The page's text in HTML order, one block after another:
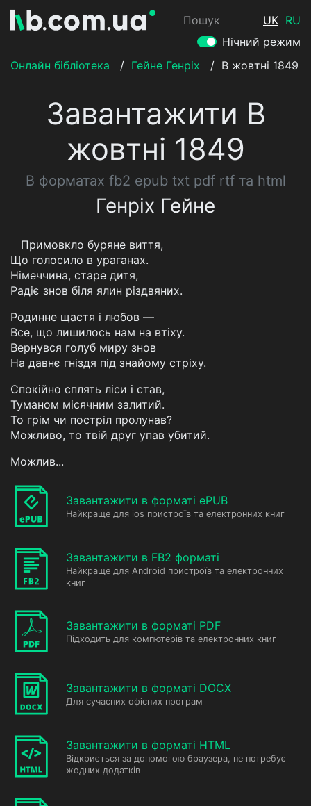
Пошук UK RU
Нічний режим
Онлайн бібліотека
/ Гейне Генріх / В жовтні 1849
Завантажити В
жовтні 1849
В форматах fb2 epub txt pdf rtf та html
Генріх Гейне
Примовкло буряне виття,
Що голосило в ураганах.
Німеччина, старе дитя,
Радіє знов біля ялин різдвяних.
Родинне щастя і любов —
Все, що лишилось нам на втіху.
Вернувся голуб миру знов
На давнє гніздя під знайому стріху.
Спокійно сплять ліси і став,
Туманом місячним залитий.
То грім чи постріл пролунав?
Можливо, то твій друг упав убитий.
Можлив...
Завантажити в форматі ePUB
Найкраще для ios пристроїв та електронних книг
Завантажити в FB2 форматі
Найкраще для Android пристроїв та електронних
книг
Завантажити в форматі PDF
Підходить для компютерів та електронних книг
Завантажити в форматі DOCX
Для сучасних офісних програм
Завантажити в форматі HTML
Відкриється за допомогою браузера, не потребує
жодних додатків